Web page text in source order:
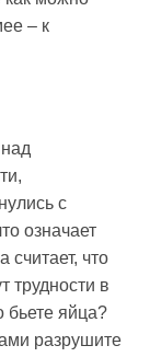
– к
с
означает
что
трудности в
бьете яйца?
разрушите